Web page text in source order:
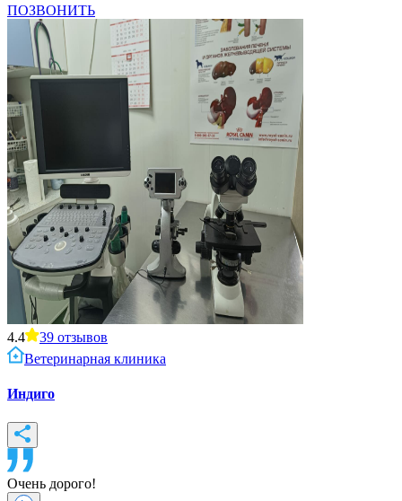
ПОЗВОНИТЬ
4.4 39 отзывов
Ветеринарная клиника
Индиго
Очень дорого!